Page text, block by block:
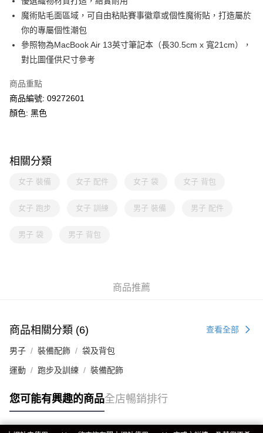
滿$599可享澳門免運費優惠 運費表
魔術貼毛面區域，可自由粘貼賽事徽章或個性魔術貼，打造屬於
你的專屬個性潮包
參照物為MacBook Air 13英寸筆記本（長30.5cm x 寬21cm），
對比圖僅供尺寸參考
商品重點
商品編號: 09272601
顏色: 黑色
相關分類
女子 裝備 女子 配件 女子 袋 女子 背包
女子 跑步 女子 訓練 男子 裝備 男子 配件
男子 袋 男子 背包
商品推薦
商品相關分類 (6) 查看全部
男子 裝備配飾 袋及背包
運動 跑步及訓練 裝備配飾
您可能有興趣的商品全店暢銷排行